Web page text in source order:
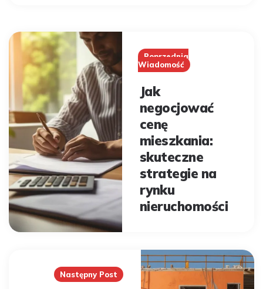
Post
navigation
Poprzednia
Wiadomość
Jak
negocjować
cenę
mieszkania:
skuteczne
strategie na
rynku
nieruchomości
Następny Post